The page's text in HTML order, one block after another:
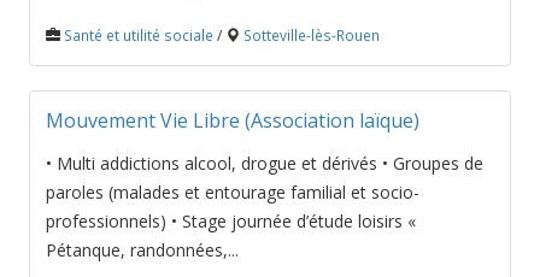
Santé et utilité sociale / Sotteville-lès-Rouen
Mouvement Vie Libre (Association laïque)
• Multi addictions alcool, drogue et dérivés • Groupes de
paroles (malades et entourage familial et socio-
professionnels) • Stage journée d’étude loisirs «
Pétanque, randonnées,...